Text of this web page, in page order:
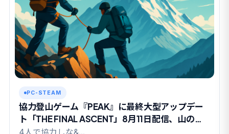
PC-STEAM
協力登山ゲーム『PEAK』に最終大型アップデー
ト「THE FINAL ASCENT」8月11日配信、山の日
に有終の美か